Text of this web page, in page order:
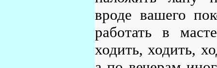
вроде вашего
работать в
ходить, ходить,